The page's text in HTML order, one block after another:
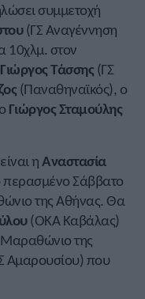
συμμετοχή
(ΓΣ Αναγέννηση
10χλμ. στον
Γιώργος Τάσσης(ΓΣ
(Παναθηναϊκός), ο
Γιώργος Σταμούλης
ηΑναστασία
περασμένο Σάββατο
της Αθήνας. Θα
(ΟΚΑ Καβάλας)
της
Αμαρουσίου) που